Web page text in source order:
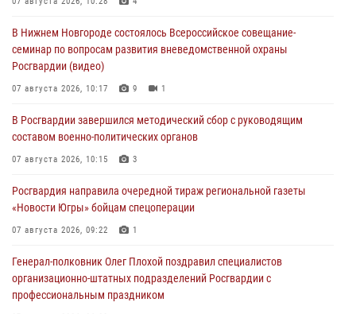
В Нижнем Новгороде состоялось Всероссийское совещание-
семинар по вопросам развития вневедомственной охраны
Росгвардии (видео)
07 августа 2026, 10:17 9 1
В Росгвардии завершился методический сбор с руководящим
составом военно-политических органов
07 августа 2026, 10:15 3
Росгвардия направила очередной тираж региональной газеты
«Новости Югры» бойцам спецоперации
07 августа 2026, 09:22 1
Генерал-полковник Олег Плохой поздравил специалистов
организационно-штатных подразделений Росгвардии с
профессиональным праздником